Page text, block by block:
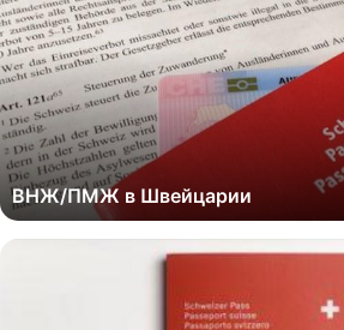
ВНЖ/ПМЖ в Швейцарии